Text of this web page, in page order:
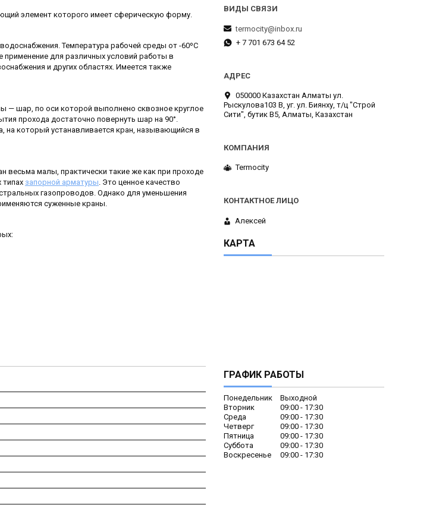
элемент которого имеет сферическую форму.
Температура рабочей среды от -60ºС
для различных условий работы в
и других областях. Имеется также
шар, по оси которой выполнено сквозное круглое
прохода достаточно повернуть шар на 90°.
на который устанавливается кран, называющийся в
весьма малы, практически такие же как при проходе
типах запорной арматуры. Это ценное качество
газопроводов. Однако для уменьшения
суженные краны.
termocity@inbox.ru
+ 7 701 673 64 52
050000 Казахстан Алматы ул.
Рыскулова103 В, уг. ул. Биянху, т/ц "Строй
Сити", бутик В5, Алматы, Казахстан
Termocity
Алексей
КАРТА
ГРАФИК РАБОТЫ
Понедельник
Выходной
Вторник
09:00
17:30
Среда
09:00
17:30
Четверг
09:00
17:30
Пятница
09:00
17:30
Суббота
09:00
17:30
Воскресенье
09:00 17:30